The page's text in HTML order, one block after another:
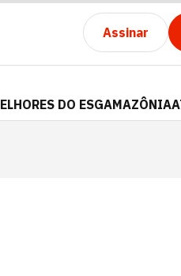
Assinar
DO ESGAMAZÔNIA